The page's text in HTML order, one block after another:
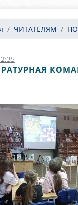
ЧИТАТЕЛЯМ